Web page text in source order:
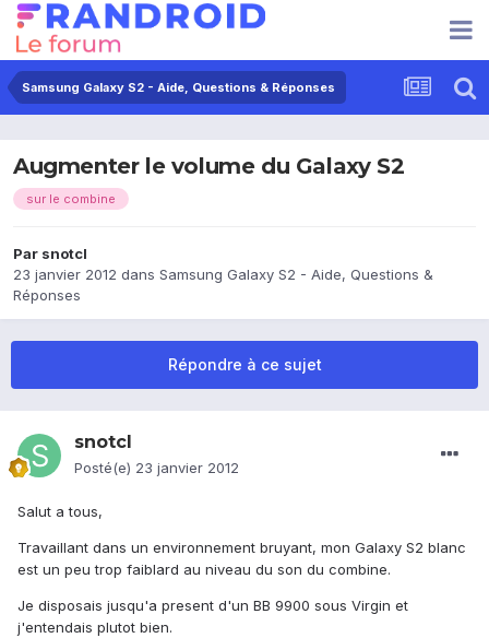
Samsung Galaxy S2 - Aide, Questions & Réponses
Augmenter le volume du Galaxy S2
sur le combine
Par snotcl
23 janvier 2012 dans Samsung Galaxy S2 - Aide, Questions &
Réponses
Répondre à ce sujet
snotcl
Posté(e) 23 janvier 2012
Salut a tous,
Travaillant dans un environnement bruyant, mon Galaxy S2 blanc
est un peu trop faiblard au niveau du son du combine.
Je disposais jusqu'a present d'un BB 9900 sous Virgin et
j'entendais plutot bien.